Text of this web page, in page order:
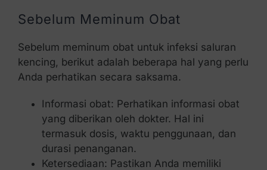
Sebelum Meminum Obat
Sebelum meminum obat untuk infeksi saluran
kencing, berikut adalah beberapa hal yang perlu
Anda perhatikan secara saksama.
Informasi obat: Perhatikan informasi obat
yang diberikan oleh dokter. Hal ini
termasuk dosis, waktu penggunaan, dan
durasi penanganan.
Ketersediaan: Pastikan Anda memiliki